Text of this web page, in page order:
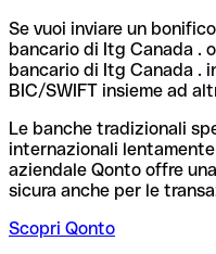
Se vuoi inviare un
bancario di Itg Canada .
bancario di Itg Canada .
BIC/SWIFT insieme ad
Le banche tradizionali
internazionali
aziendale Qonto offre
sicura anche per le
Scopri Qonto